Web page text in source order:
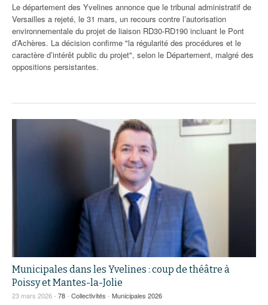
Le département des Yvelines annonce que le tribunal administratif de
Versailles a rejeté, le 31 mars, un recours contre l’autorisation
environnementale du projet de liaison RD30-RD190 incluant le Pont
d’Achères. La décision confirme "la régularité des procédures et le
caractère d’intérêt public du projet", selon le Département, malgré des
oppositions persistantes.
Municipales dans les Yvelines : coup de théâtre à
Poissy et Mantes-la-Jolie
23 mars 2026 - 78- Collectivités - Municipales 2026